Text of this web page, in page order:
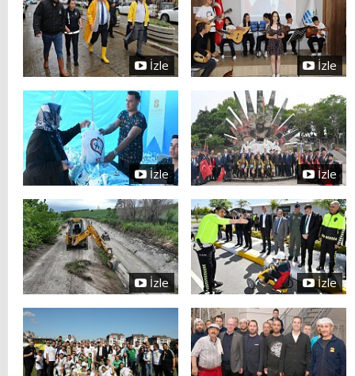
İzle İzle
İzle İzle
İzle İzle